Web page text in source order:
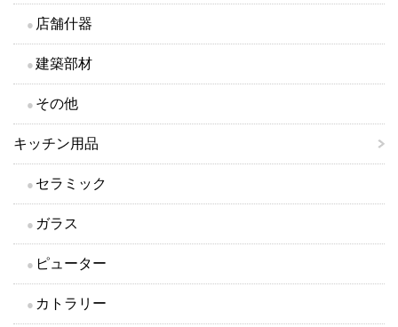
店舗什器
建築部材
その他
キッチン用品
セラミック
ガラス
ピューター
カトラリー